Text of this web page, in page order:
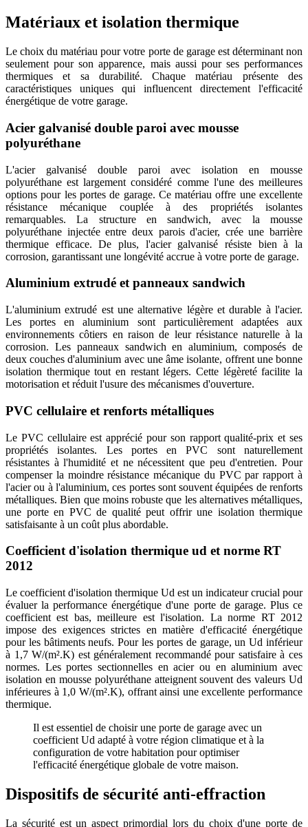
Matériaux et isolation thermique
Le choix du matériau pour votre porte de garage est déterminant non
seulement pour son apparence, mais aussi pour ses performances
thermiques et sa durabilité. Chaque matériau présente des
caractéristiques uniques qui influencent directement l'efficacité
énergétique de votre garage.
Acier galvanisé double paroi avec mousse
polyuréthane
L'acier galvanisé double paroi avec isolation en mousse
polyuréthane est largement considéré comme l'une des meilleures
options pour les portes de garage. Ce matériau offre une excellente
résistance mécanique couplée à des propriétés isolantes
remarquables. La structure en sandwich, avec la mousse
polyuréthane injectée entre deux parois d'acier, crée une barrière
thermique efficace. De plus, l'acier galvanisé résiste bien à la
corrosion, garantissant une longévité accrue à votre porte de garage.
Aluminium extrudé et panneaux sandwich
L'aluminium extrudé est une alternative légère et durable à l'acier.
Les portes en aluminium sont particulièrement adaptées aux
environnements côtiers en raison de leur résistance naturelle à la
corrosion. Les panneaux sandwich en aluminium, composés de
deux couches d'aluminium avec une âme isolante, offrent une bonne
isolation thermique tout en restant légers. Cette légèreté facilite la
motorisation et réduit l'usure des mécanismes d'ouverture.
PVC cellulaire et renforts métalliques
Le PVC cellulaire est apprécié pour son rapport qualité-prix et ses
propriétés isolantes. Les portes en PVC sont naturellement
résistantes à l'humidité et ne nécessitent que peu d'entretien. Pour
compenser la moindre résistance mécanique du PVC par rapport à
l'acier ou à l'aluminium, ces portes sont souvent équipées de renforts
métalliques. Bien que moins robuste que les alternatives métalliques,
une porte en PVC de qualité peut offrir une isolation thermique
satisfaisante à un coût plus abordable.
Coefficient d'isolation thermique ud et norme RT
2012
Le coefficient d'isolation thermique Ud est un indicateur crucial pour
évaluer la performance énergétique d'une porte de garage. Plus ce
coefficient est bas, meilleure est l'isolation. La norme RT 2012
impose des exigences strictes en matière d'efficacité énergétique
pour les bâtiments neufs. Pour les portes de garage, un Ud inférieur
à 1,7 W/(m².K) est généralement recommandé pour satisfaire à ces
normes. Les portes sectionnelles en acier ou en aluminium avec
isolation en mousse polyuréthane atteignent souvent des valeurs Ud
inférieures à 1,0 W/(m².K), offrant ainsi une excellente performance
thermique.
Il est essentiel de choisir une porte de garage avec un
coefficient Ud adapté à votre région climatique et à la
configuration de votre habitation pour optimiser
l'efficacité énergétique globale de votre maison.
Dispositifs de sécurité anti-effraction
La sécurité est un aspect primordial lors du choix d'une porte de